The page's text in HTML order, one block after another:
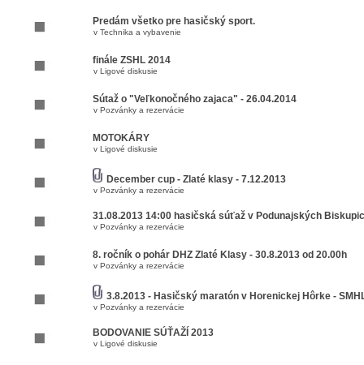
Predám všetko pre hasičský sport.
v Technika a vybavenie
finále ZSHL 2014
v Ligové diskusie
Sútaž o "Veľkonočného zajaca" - 26.04.2014
v Pozvánky a rezervácie
MOTOKÁRY
v Ligové diskusie
December cup - Zlaté klasy - 7.12.2013
v Pozvánky a rezervácie
31.08.2013 14:00 hasičská súťaž v Podunajských
v Pozvánky a rezervácie
8. ročník o pohár DHZ Zlaté Klasy - 30.8.2013 od 20.00h
v Pozvánky a rezervácie
3.8.2013 - Hasičský maratón v Horenickej Hôrke -
v Pozvánky a rezervácie
BODOVANIE SÚŤAŽÍ 2013
v Ligové diskusie